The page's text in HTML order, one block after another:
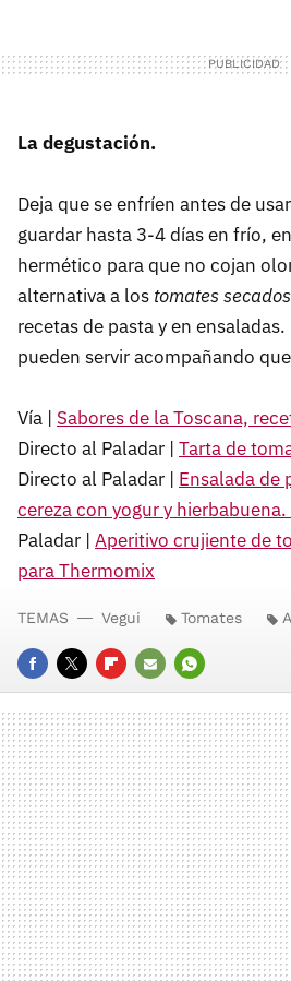
La degustación.
Deja que se enfríen antes de
guardar hasta 3-4 días en frío,
hermético para que no cojan
alternativa a los tomates
recetas de pasta y en
pueden servir acompañando
Vía | Sabores de la Toscana,
Directo al Paladar | Tarta de
Directo al Paladar | Ensalada de
cereza con yogur y hierbabuena.
Paladar | Aperitivo crujiente de
para Thermomix
FACEBOOK
TWITTERFLIPBOARD
E-
MAIL
WHATSAPP
TEMAS Vegui Tomates